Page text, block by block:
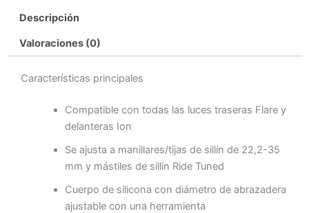
Descripción
Valoraciones (0)
Características principales
Compatible con todas las luces traseras Flare y
delanteras Ion
Se ajusta a manillares/tijas de sillín de 22,2-35
mm y mástiles de sillín Ride Tuned
Cuerpo de silicona con diámetro de abrazadera
ajustable con una herramienta